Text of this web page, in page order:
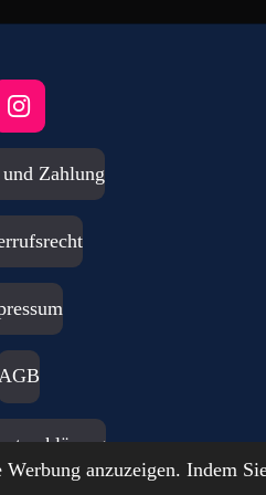
anzuzeigen. Indem
I
n
t
r
a
m
Zahlung